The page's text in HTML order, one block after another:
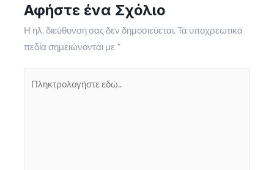
Αφήστε ένα Σχόλιο
Η ηλ. διεύθυνση σας δεν δημοσιεύεται.Τα υποχρεωτικά
πεδία σημειώνονται με *